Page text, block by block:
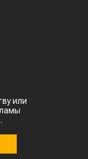
или